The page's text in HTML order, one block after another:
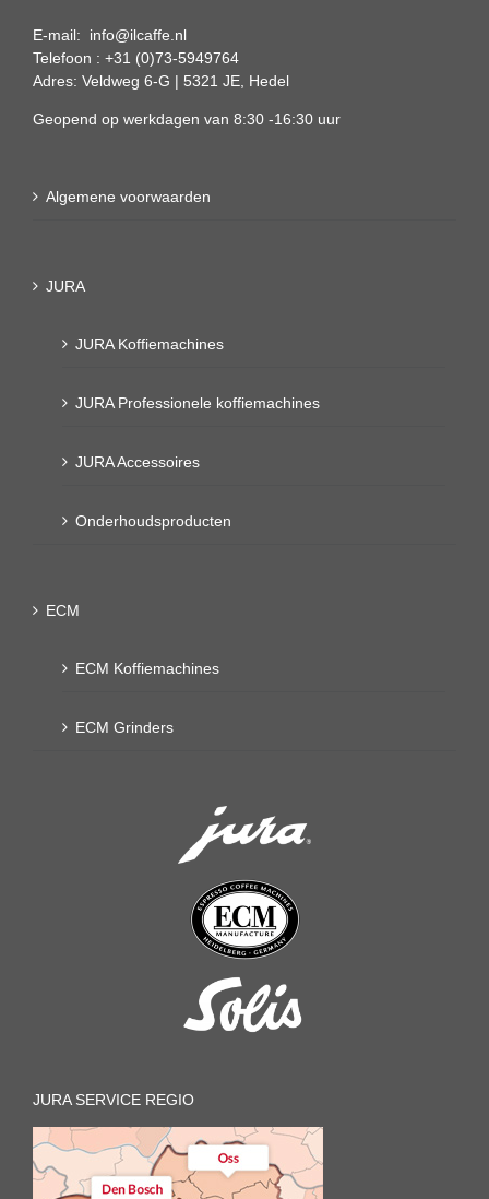
E-mail: info@ilcaffe.nl
Telefoon : +31 (0)73-5949764
Adres: Veldweg 6-G | 5321 JE, Hedel
Geopend op werkdagen van 8:30 -16:30 uur
Algemene voorwaarden
JURA
JURA Koffiemachines
JURA Professionele koffiemachines
JURA Accessoires
Onderhoudsproducten
ECM
ECM Koffiemachines
ECM Grinders
JURA SERVICE REGIO